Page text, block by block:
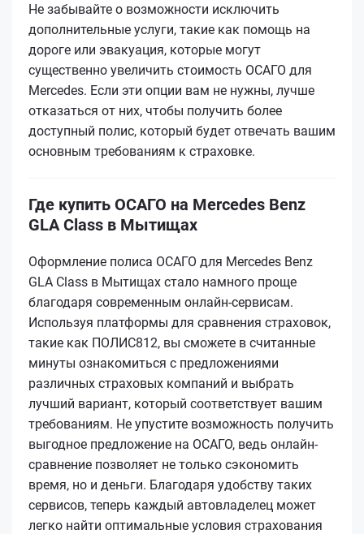
Не забывайте о возможности исключить
дополнительные услуги, такие как помощь на
дороге или эвакуация, которые могут
существенно увеличить стоимость ОСАГО для
Mercedes. Если эти опции вам не нужны, лучше
отказаться от них, чтобы получить более
доступный полис, который будет отвечать вашим
основным требованиям к страховке.
Где купить ОСАГО на Mercedes Benz
GLA Class в Мытищах
Оформление полиса ОСАГО для Mercedes Benz
GLA Class в Мытищах стало намного проще
благодаря современным онлайн-сервисам.
Используя платформы для сравнения страховок,
такие как ПОЛИС812, вы сможете в считанные
минуты ознакомиться с предложениями
различных страховых компаний и выбрать
лучший вариант, который соответствует вашим
требованиям. Не упустите возможность получить
выгодное предложение на ОСАГО, ведь онлайн-
сравнение позволяет не только сэкономить
время, но и деньги. Благодаря удобству таких
сервисов, теперь каждый автовладелец может
легко найти оптимальные условия страхования